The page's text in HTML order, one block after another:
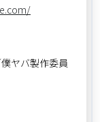
ヤバ製作委員